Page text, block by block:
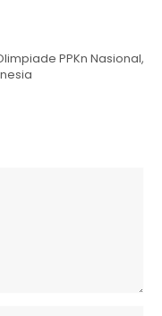
PPKn Nasional,